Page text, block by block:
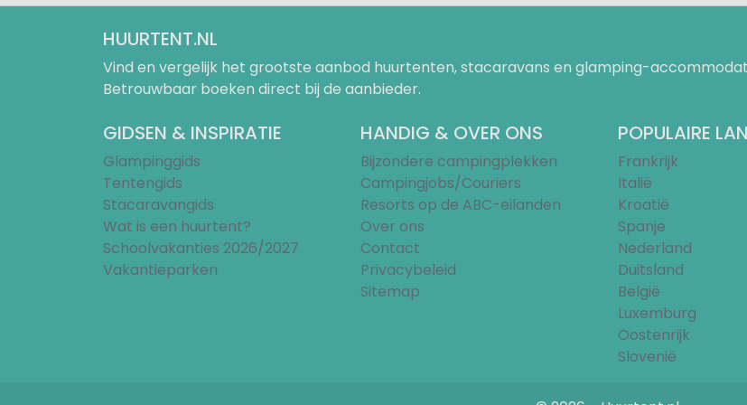
HUURTENT.NL
Vind en vergelijk het grootste aanbod huurtenten, stacaravans en glamping-
Betrouwbaar boeken direct bij de aanbieder.
GIDSEN & INSPIRATIE
Glampinggids
Tentengids
Stacaravangids
Wat is een huurtent?
Schoolvakanties 2026/2027
Vakantieparken
HANDIG & OVER ONS
Bijzondere campingplekken
Campingjobs/Couriers
Resorts op de ABC-eilanden
Over ons
Contact
Privacybeleid
Sitemap
POPULAIRE
Frankrijk
Italië
Kroatië
Spanje
Nederland
Duitsland
België
Luxemburg
Oostenrijk
Slovenië